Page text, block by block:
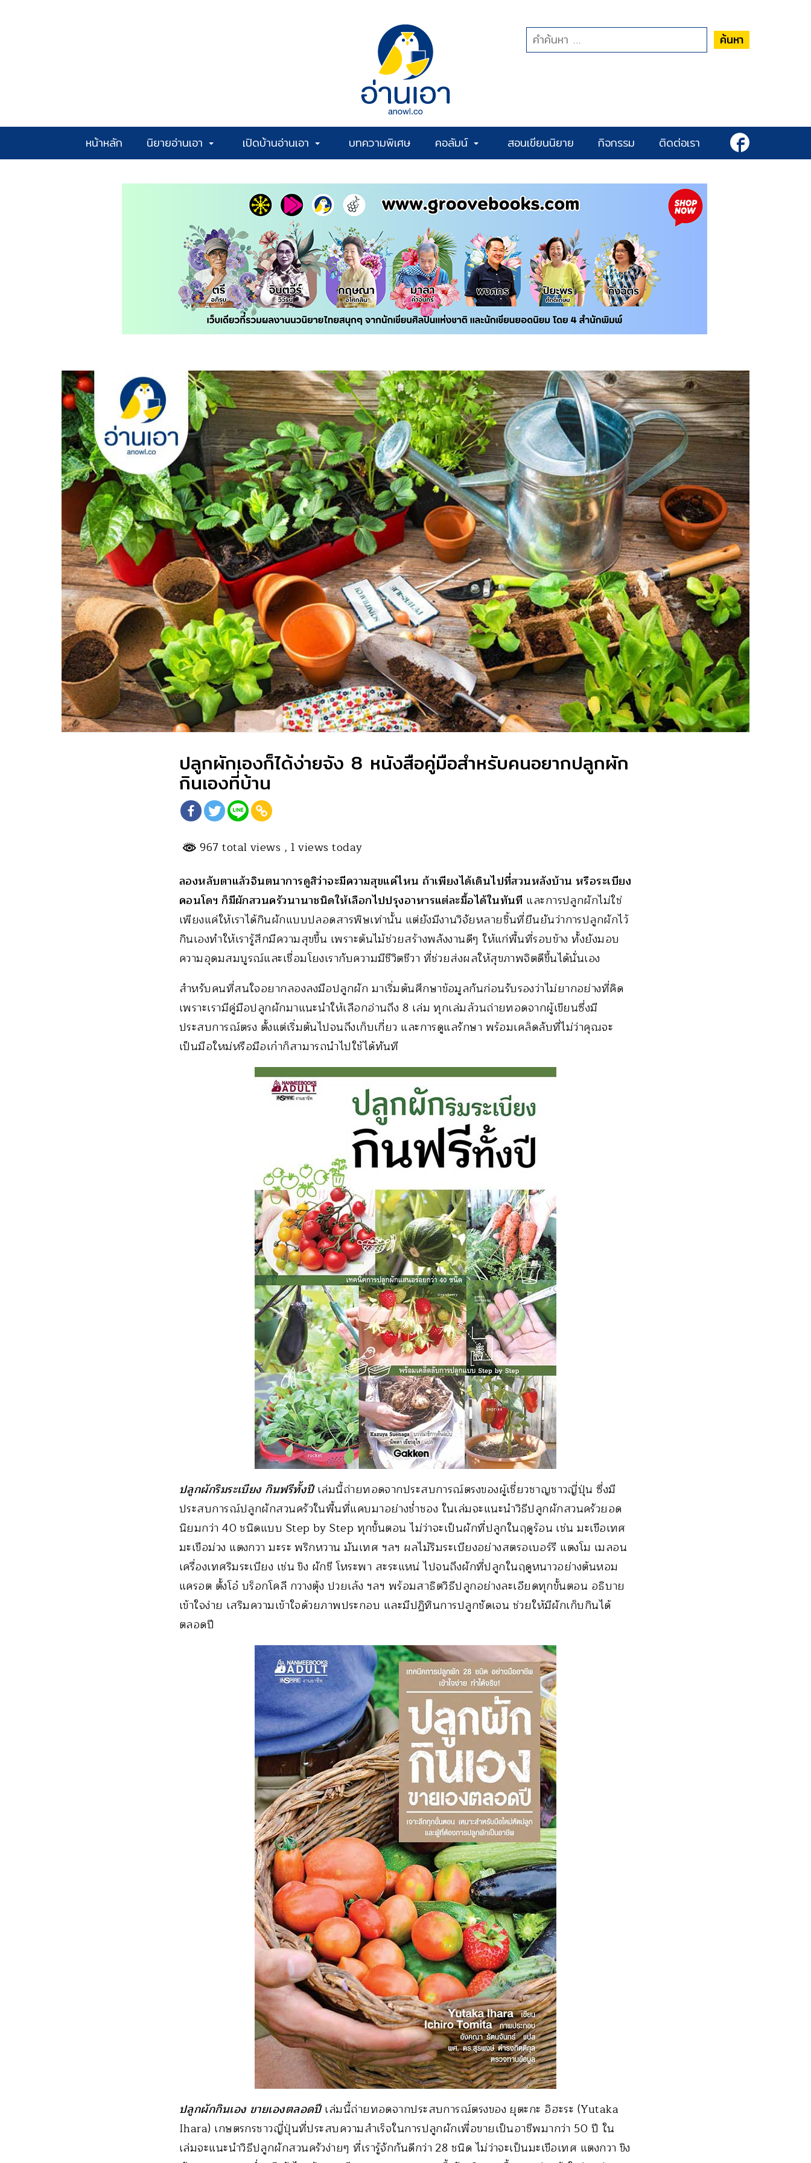
ค้นหา
หน้าหลัก นิยายอ่านเอา เปิดบ้านอ่านเอา บทความพิเศษ คอลัมน์ สอนเขียนนิยาย กิจกรรม ติดต่อเรา
ปลูกผักเองก็ได้ง่ายจัง 8 หนังสือคู่มือสำหรับคนอยากปลูกผัก
กินเองที่บ้าน
967 total views , 1 views today
ลองหลับตาแล้วจินตนาการดูสิว่าจะมีความสุขแค่ไหน ถ้าเพียงได้เดินไปที่สวนหลังบ้าน หรือระเบียง
คอนโดฯ ก็มีผักสวนครัวนานาชนิดให้เลือกไปปรุงอาหารแต่ละมื้อได้ในทันที และการปลูกผักไม่ใช่
เพียงแค่ให้เราได้กินผักแบบปลอดสารพิษเท่านั้น แต่ยังมีงานวิจัยหลายชิ้นที่ยืนยันว่าการปลูกผักไว้
กินเองทำให้เรารู้สึกมีความสุขขึ้น เพราะต้นไม้ช่วยสร้างพลังงานดีๆ ให้แก่พื้นที่รอบข้าง ทั้งยังมอบ
ความอุดมสมบูรณ์และเชื่อมโยงเรากับความมีชีวิตชีวา ที่ช่วยส่งผลให้สุขภาพจิตดีขึ้นได้นั่นเอง
สำหรับคนที่สนใจอยากลองลงมือปลูกผัก มาเริ่มต้นศึกษาข้อมูลกันก่อนรับรองว่าไม่ยากอย่างที่คิด
เพราะเรามีคู่มือปลูกผักมาแนะนำให้เลือกอ่านถึง 8 เล่ม ทุกเล่มล้วนถ่ายทอดจากผู้เขียนซึ่งมี
ประสบการณ์ตรง ตั้งแต่เริ่มต้นไปจนถึงเก็บเกี่ยว และการดูแลรักษา พร้อมเคล็ดลับที่ไม่ว่าคุณจะ
เป็นมือใหม่หรือมือเก๋าก็สามารถนำไปใช้ได้ทันที
ปลูกผักริมระเบียง กินฟรีทั้งปี เล่มนี้ถ่ายทอดจากประสบการณ์ตรงของผู้เชี่ยวชาญชาวญี่ปุ่น ซึ่งมี
ประสบการณ์ปลูกผักสวนครัวในพื้นที่แคบมาอย่างช่ำชอง ในเล่มจะแนะนำวิธีปลูกผักสวนครัวยอด
นิยมกว่า 40 ชนิดแบบ Step by Step ทุกขั้นตอน ไม่ว่าจะเป็นผักที่ปลูกในฤดูร้อน เช่น มะเขือเทศ
มะเขือม่วง แตงกวา มะระ พริกหวาน มันเทศ ฯลฯ ผลไม้ริมระเบียงอย่างสตรอเบอร์รี แตงโม เมลอน
เครื่องเทศริมระเบียง เช่น ขิง ผักชี โหระพา สะระแหน่ ไปจนถึงผักที่ปลูกในฤดูหนาวอย่างต้นหอม
แครอต ตั้งโอ๋ บร็อกโคลี กวางตุ้ง ปวยเล้ง ฯลฯ พร้อมสาธิตวิธีปลูกอย่างละเอียดทุกขั้นตอน อธิบาย
เข้าใจง่าย เสริมความเข้าใจด้วยภาพประกอบ และมีปฏิทินการปลูกชัดเจน ช่วยให้มีผักเก็บกินได้
ตลอดปี
ปลูกผักกินเอง ขายเองตลอดปี เล่มนี้ถ่ายทอดจากประสบการณ์ตรงของ ยุตะกะ อิฮะระ (Yutaka
Ihara) เกษตรกรชาวญี่ปุ่นที่ประสบความสำเร็จในการปลูกผักเพื่อขายเป็นอาชีพมากว่า 50 ปี ใน
เล่มจะแนะนำวิธีปลูกผักสวนครัวง่ายๆ ที่เรารู้จักกันดีกว่า 28 ชนิด ไม่ว่าจะเป็นมะเขือเทศ แตงกวา ขิง